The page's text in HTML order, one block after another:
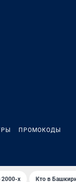
ПРОМОКОДЫ
2000-х Кто в